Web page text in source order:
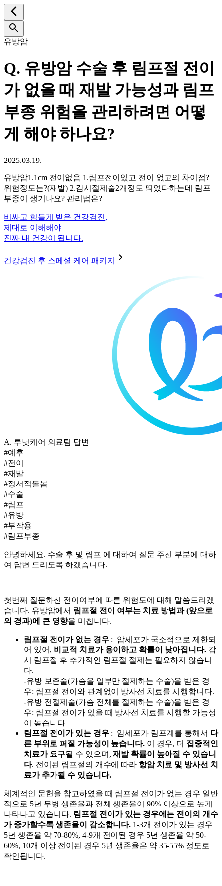
유방암
Q. 유방암 수술 후 림프절 전이
가 없을 때 재발 가능성과 림프
부종 위험을 관리하려면 어떻
게 해야 하나요?
2025.03.19.
유방암1.1cm 전이없음 1.림프전이있고 전이 없고의 차이점?
위험정도는?(재발) 2.감시절제술2개정도 띄었다하는데 림프
부종이 생기나요? 관리법은?
비싸고 힘들게 받은 건강검진,
제대로 이해해야
진짜 내 건강이 됩니다.
건강검진 후 스페셜 케어 패키지
A. 루닛케어 의료팀 답변
#예후
#전이
#재발
#정서적돌봄
#수술
#림프
#유방
#부작용
#림프부종
안녕하세요. 수술 후 및 림프 에 대하여 질문 주신 부분에 대하
여 답변 드리도록 하겠습니다.
첫번째 질문하신 전이여부에 따른 위험도에 대해 말씀드리겠
습니다. 유방암에서 림프절 전이 여부는 치료 방법과(앞으로
의 경과)에 큰 영향을 미칩니다.
림프절 전이가 없는 경우 : 암세포가 국소적으로 제한되
어 있어, 비교적 치료가 용이하고 확률이 낮아집니다. 감
시 림프절 후 추가적인 림프절 절제는 필요하지 않습니
다.
-유방 보존술(가슴을 일부만 절제하는 수술)을 받은 경
우: 림프절 전이와 관계없이 방사선 치료를 시행합니다.
-유방 전절제술(가슴 전체를 절제하는 수술)을 받은 경
우: 림프절 전이가 있을 때 방사선 치료를 시행할 가능성
이 높습니다.
림프절 전이가 있는 경우 : 암세포가 림프계를 통해서 다
른 부위로 퍼질 가능성이 높습니다. 이 경우, 더 집중적인
치료가 요구될 수 있으며, 재발 확률이 높아질 수 있습니
다. 전이된 림프절의 개수에 따라 항암 치료 및 방사선 치
료가 추가될 수 있습니다.
체계적인 문헌을 참고하였을 때 림프절 전이가 없는 경우 일반
적으로 5년 무병 생존율과 전체 생존율이 90% 이상으로 높게
나타나고 있습니다. 림프절 전이가 있는 경우에는 전이의 개수
가 증가할수록 생존율이 감소합니다. 1-3개 전이가 있는 경우
5년 생존율 약 70-80%, 4-9개 전이된 경우 5년 생존율 약 50-
60%, 10개 이상 전이된 경우 5년 생존율은 약 35-55% 정도로
확인됩니다.